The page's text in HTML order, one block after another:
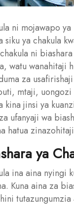
ni mojawapo
siku ya chakula
ni
watu wanahitaji
za
mtaji, uongozi
kina jinsi ya
ufanyaji wa
hatua
ya
ina aina nyingi
Kuna aina za